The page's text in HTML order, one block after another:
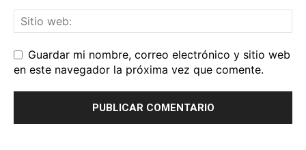
Guardar mi nombre, correo electrónico y sitio web
en este navegador la próxima vez que comente.